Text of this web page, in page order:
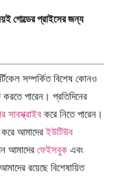
গোল্ডের প্রাইসের জন্য
সম্পর্কিত বিশেষ কোনও
করতে পারেন। প্রতিদিনের
সাবস্ক্রাইব করে নিতে পারেন।
আমাদের ইউটিউব
আমাদের ফেইসবুক এবং
রয়েছে বিশেষায়িত